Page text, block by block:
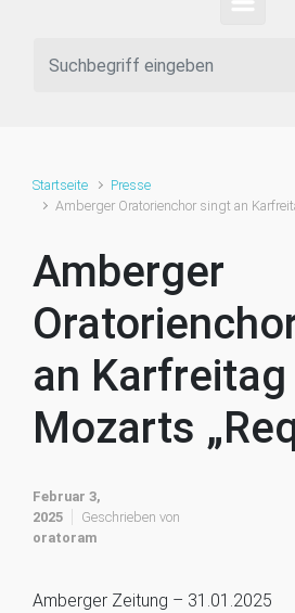
Startseite
Presse
Amberger Oratorienchor singt an
Amberger
an Karfreitag
Mozarts
Februar 3,
2025
Geschrieben von
oratoram
Amberger Zeitung – 31.01.2025